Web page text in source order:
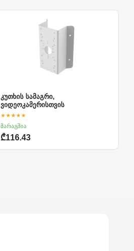
კუთხის სამაგრი,
ვიდეოკამერისთვის
★★★★★
მარაგშია
₾116.43